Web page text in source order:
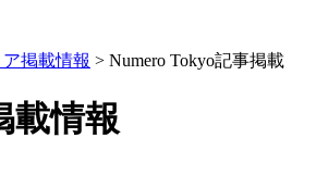
ア掲載情報 > Numero Tokyo記事掲載
載情報